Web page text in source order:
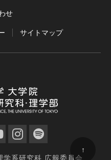
せ
サイトマップ
系研究科 広報委員会
↑